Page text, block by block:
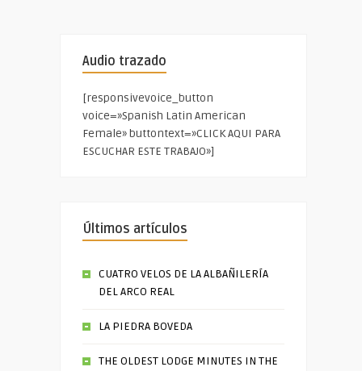
Audio trazado
[responsivevoice_button
voice=»Spanish Latin American
Female» buttontext=»CLICK AQUI PARA
ESCUCHAR ESTE TRABAJO»]
Últimos artículos
CUATRO VELOS DE LA ALBAÑILERÍA
DEL ARCO REAL
LA PIEDRA BOVEDA
THE OLDEST LODGE MINUTES IN THE